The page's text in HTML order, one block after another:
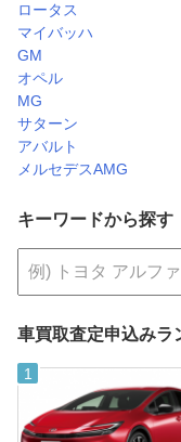
ロータス
マイバッハ
GM
オペル
MG
サターン
アバルト
メルセデスAMG
キーワードから探す
車買取査定申込みラ